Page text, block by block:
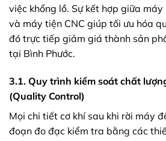
việc khổng lồ. Sự kết hợp giữa
và máy tiện CNC giúp tối ưu hóa
đó trực tiếp giảm giá thành sản
tại Bình Phước.
3.1. Quy trình kiểm soát chất
(Quality Control)
Mọi chi tiết cơ khí sau khi rời máy
đoạn đo đạc kiểm tra bằng các